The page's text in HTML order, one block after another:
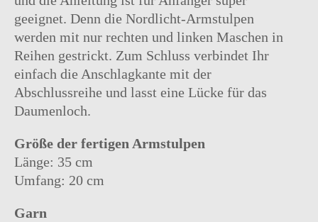
geeignet. Denn die Nordlicht-Armstulpen
werden mit nur rechten und linken Maschen in
Reihen gestrickt. Zum Schluss verbindet Ihr
einfach die Anschlagkante mit der
Abschlussreihe und lasst eine Lücke für das
Daumenloch.
Größe der fertigen Armstulpen
Länge: 35 cm
Umfang: 20 cm
Garn